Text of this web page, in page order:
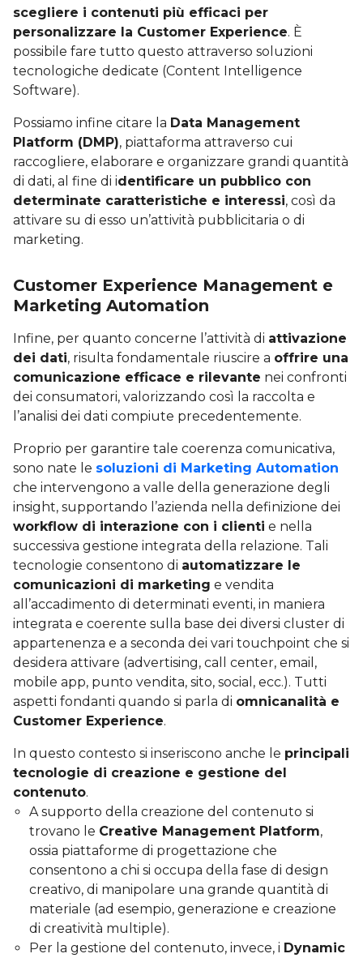
scegliere i contenuti più efficaci per
personalizzare la Customer Experience. È
possibile fare tutto questo attraverso soluzioni
tecnologiche dedicate (Content Intelligence
Software).
Possiamo infine citare la Data Management
Platform (DMP), piattaforma attraverso cui
raccogliere, elaborare e organizzare grandi quantità
di dati, al fine di identificare un pubblico con
determinate caratteristiche e interessi, così da
attivare su di esso un’attività pubblicitaria o di
marketing.
Customer Experience Management e
Marketing Automation
Infine, per quanto concerne l’attività di attivazione
dei dati, risulta fondamentale riuscire a offrire una
comunicazione efficace e rilevante nei confronti
dei consumatori, valorizzando così la raccolta e
l’analisi dei dati compiute precedentemente.
Proprio per garantire tale coerenza comunicativa,
sono nate le soluzioni di Marketing Automation
che intervengono a valle della generazione degli
insight, supportando l’azienda nella definizione dei
workflow di interazione con i clienti e nella
successiva gestione integrata della relazione. Tali
tecnologie consentono di automatizzare le
comunicazioni di marketing e vendita
all’accadimento di determinati eventi, in maniera
integrata e coerente sulla base dei diversi cluster di
appartenenza e a seconda dei vari touchpoint che si
desidera attivare (advertising, call center, email,
mobile app, punto vendita, sito, social, ecc.). Tutti
aspetti fondanti quando si parla di omnicanalità e
Customer Experience.
In questo contesto si inseriscono anche le principali
tecnologie di creazione e gestione del
contenuto.
A supporto della creazione del contenuto si
trovano le Creative Management Platform,
ossia piattaforme di progettazione che
consentono a chi si occupa della fase di design
creativo, di manipolare una grande quantità di
materiale (ad esempio, generazione e creazione
di creatività multiple).
Per la gestione del contenuto, invece, i Dynamic